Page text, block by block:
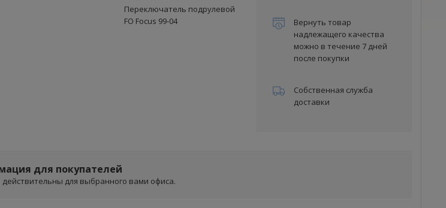
Переключатель подрулевой
FO Focus 99-04
Вернуть товар
надлежащего качества
можно в течение 7 дней
после покупки
Собственная служба
доставки
для покупателей
для выбранного вами офиса.